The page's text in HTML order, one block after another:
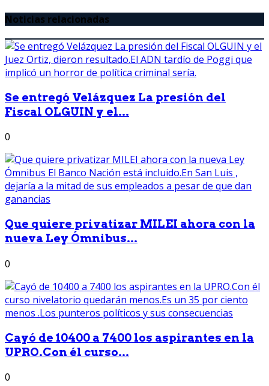
Noticias relacionadas
Se entregó Velázquez La presión del
Fiscal OLGUIN y el...
0
Que quiere privatizar MILEI ahora con la
nueva Ley Ómnibus...
0
Cayó de 10400 a 7400 los aspirantes en la
UPRO.Con él curso...
0